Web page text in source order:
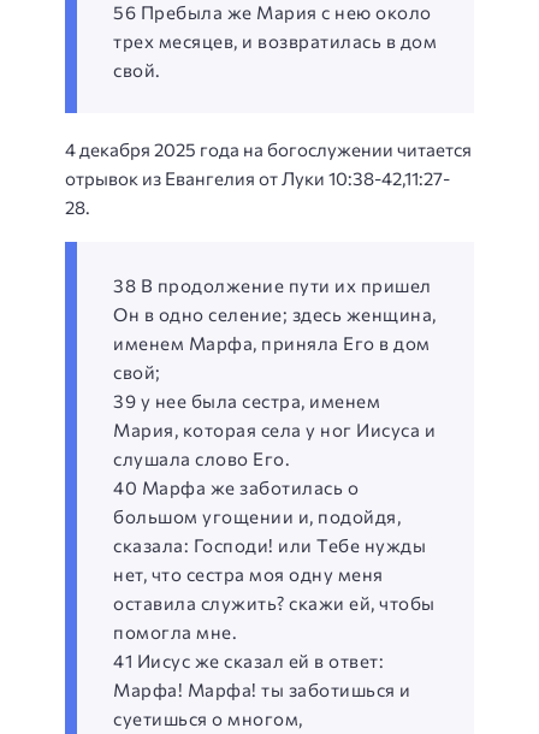
56 Пребыла же Мария с нею около
трех месяцев, и возвратилась в дом
свой.
4 декабря 2025 года на богослужении читается
отрывок из Евангелия от Луки 10:38-42,11:27-
28.
38 В продолжение пути их пришел
Он в одно селение; здесь женщина,
именем Марфа, приняла Его в дом
свой;
39 у нее была сестра, именем
Мария, которая села у ног Иисуса и
слушала слово Его.
40 Марфа же заботилась о
большом угощении и, подойдя,
сказала: Господи! или Тебе нужды
нет, что сестра моя одну меня
оставила служить? скажи ей, чтобы
помогла мне.
41 Иисус же сказал ей в ответ:
Марфа! Марфа! ты заботишься и
суетишься о многом,